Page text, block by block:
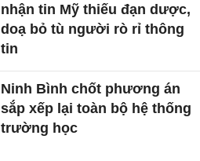
nhận tin Mỹ thiếu đạn dược,
doạ bỏ tù người rò rỉ thông
tin
Ninh Bình chốt phương án
sắp xếp lại toàn bộ hệ thống
trường học